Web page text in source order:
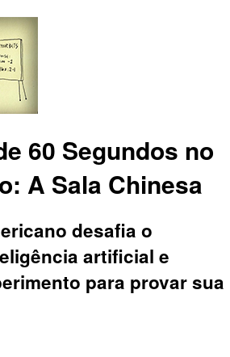
60 Segundos no
A Sala Chinesa
desafia o
artificial e
para provar sua